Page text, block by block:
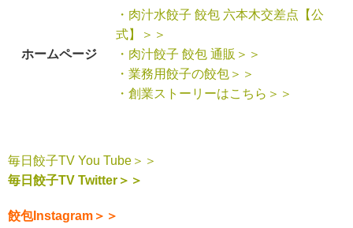
ホームページ
・肉汁水餃子 餃包 六本木交差点【公
式】＞＞
・肉汁餃子 餃包 通販＞＞
・業務用餃子の餃包＞＞
・創業ストーリーはこちら＞＞
毎日餃子TV You Tube＞＞
毎日餃子TV Twitter＞＞
餃包Instagram＞＞